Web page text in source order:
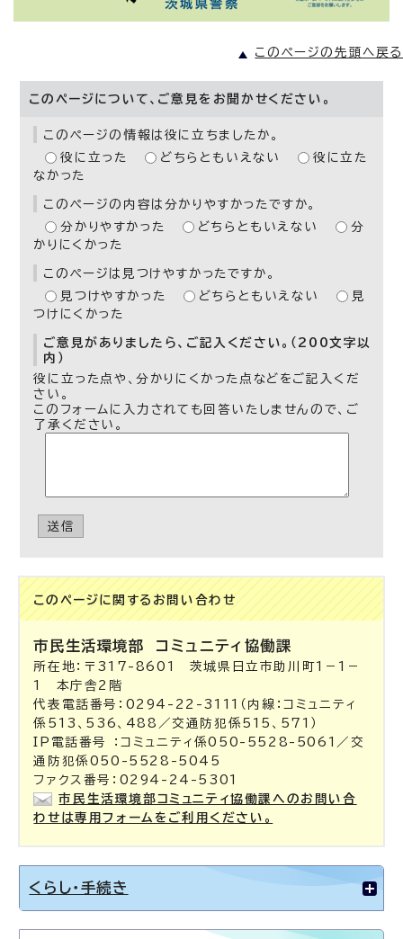
このページの先頭へ戻る
このページについて、ご意見をお聞かせください。
このページの情報は役に立ちましたか。
役に立った
どちらともいえない
役に立た
なかった
このページの内容は分かりやすかったですか。
分かりやすかった
どちらともいえない
分
かりにくかった
このページは見つけやすかったですか。
見つけやすかった
どちらともいえない
見
つけにくかった
ご意見がありましたら、ご記入ください。（200文字以
内）
役に立った点や、分かりにくかった点などをご記入くだ
さい。
このフォームに入力されても回答いたしませんので、ご
了承ください。
送信
このページに関する お問い合わせ
市民生活環境部 コミュニティ協働課
所在地：〒317-8601 茨城県日立市助川町1－1－
1 本庁舎2階
代表電話番号：0294-22-3111（内線：コミュニティ
係513、536、488／交通防犯係515、571）
IP電話番号 ：コミュニティ係050-5528-5061／交
通防犯係050-5528-5045
ファクス番号：0294-24-5301
市民生活環境部コミュニティ協働課へのお問い合
わせは専用フォームをご利用ください。
くらし・手続き